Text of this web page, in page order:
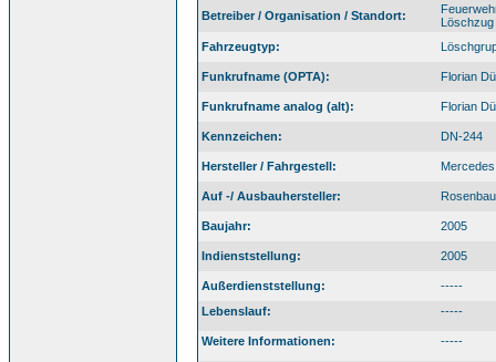
Betreiber / Organisation / Standort:
Löschzug
Fahrzeugtyp:
Funkrufname (OPTA): Florian
Funkrufname analog (alt): Florian
Kennzeichen: DN-244
Hersteller / Fahrgestell:
Auf -/ Ausbauhersteller:
Baujahr: 2005
Indienststellung: 2005
Außerdienststellung:
-----
Lebenslauf:
-----
Weitere Informationen: -----